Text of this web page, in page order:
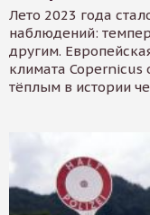
Лето 2023 года
наблюдений:
другим.
климата Copernicus
тёплым в истории